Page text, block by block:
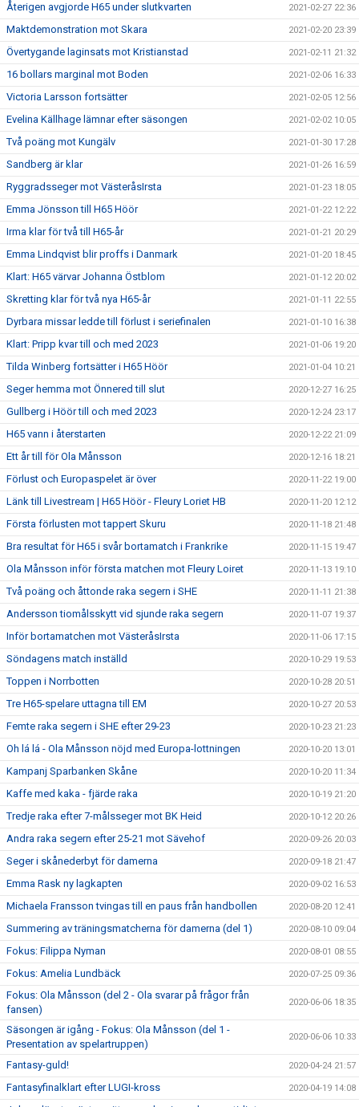
Återigen avgjorde H65 under slutkvarten 2021-02-27 22:36
Maktdemonstration mot Skara 2021-02-20 23:39
Övertygande laginsats mot Kristianstad 2021-02-11 21:32
16 bollars marginal mot Boden 2021-02-06 16:33
Victoria Larsson fortsätter 2021-02-05 12:56
Evelina Källhage lämnar efter säsongen 2021-02-02 10:05
Två poäng mot Kungälv 2021-01-30 17:28
Sandberg är klar 2021-01-26 16:59
Ryggradsseger mot VästeråsIrsta 2021-01-23 18:05
Emma Jönsson till H65 Höör 2021-01-22 12:22
Irma klar för två till H65-år 2021-01-21 20:29
Emma Lindqvist blir proffs i Danmark 2021-01-20 18:45
Klart: H65 värvar Johanna Östblom 2021-01-12 20:02
Skretting klar för två nya H65-år 2021-01-11 22:55
Dyrbara missar ledde till förlust i seriefinalen 2021-01-10 16:38
Klart: Pripp kvar till och med 2023 2021-01-06 19:20
Tilda Winberg fortsätter i H65 Höör 2021-01-04 10:21
Seger hemma mot Önnered till slut 2020-12-27 16:25
Gullberg i Höör till och med 2023 2020-12-24 23:17
H65 vann i återstarten 2020-12-22 21:09
Ett år till för Ola Månsson 2020-12-16 18:21
Förlust och Europaspelet är över 2020-11-22 19:00
Länk till Livestream | H65 Höör - Fleury Loriet HB 2020-11-20 12:12
Första förlusten mot tappert Skuru 2020-11-18 21:48
Bra resultat för H65 i svår bortamatch i Frankrike 2020-11-15 19:47
Ola Månsson inför första matchen mot Fleury Loiret 2020-11-13 19:10
Två poäng och åttonde raka segern i SHE 2020-11-11 21:38
Andersson tiomålsskytt vid sjunde raka segern 2020-11-07 19:37
Inför bortamatchen mot VästeråsIrsta 2020-11-06 17:15
Söndagens match inställd 2020-10-29 19:53
Toppen i Norrbotten 2020-10-28 20:51
Tre H65-spelare uttagna till EM 2020-10-27 20:53
Femte raka segern i SHE efter 29-23 2020-10-23 21:23
Oh lá lá - Ola Månsson nöjd med Europa-lottningen 2020-10-20 13:01
Kampanj Sparbanken Skåne 2020-10-20 11:34
Kaffe med kaka - fjärde raka 2020-10-19 21:20
Tredje raka efter 7-målsseger mot BK Heid 2020-10-12 20:26
Andra raka segern efter 25-21 mot Sävehof 2020-09-26 20:03
Seger i skånederbyt för damerna 2020-09-18 21:47
Emma Rask ny lagkapten 2020-09-02 16:53
Michaela Fransson tvingas till en paus från handbollen 2020-08-20 12:41
Summering av träningsmatcherna för damerna (del 1) 2020-08-10 09:04
Fokus: Filippa Nyman 2020-08-01 08:55
Fokus: Amelia Lundbäck 2020-07-25 09:36
Fokus: Ola Månsson (del 2 - Ola svarar på frågor från
fansen)
2020-06-06 18:35
Säsongen är igång - Fokus: Ola Månsson (del 1 -
Presentation av spelartruppen)
2020-06-06 10:33
Fantasy-guld! 2020-04-24 21:57
Fantasyfinalklart efter LUGI-kross 2020-04-19 14:08